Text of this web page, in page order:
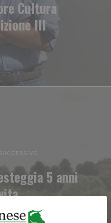
Cultura
III
5 anni